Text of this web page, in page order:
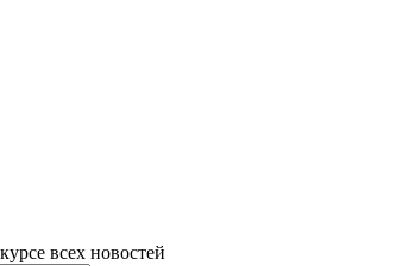
всех новостей